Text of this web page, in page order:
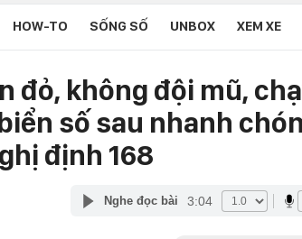
HOW-TO SỐNG SỐ UNBOX XEM XE
đỏ, không đội mũ,
số sau nhanh
định 168
Nghe đọc bài 3:04